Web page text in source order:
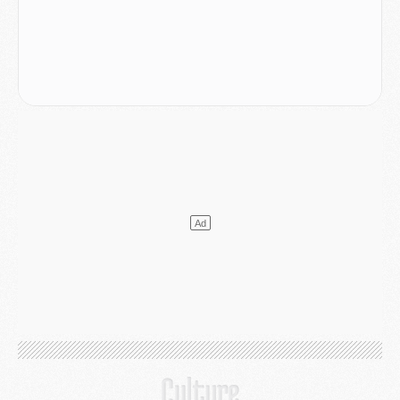
- Vu d'Italie, le transfert de Suzuki au PSG est bien engagé
Mercato- [MAJ] Le PSG a fait une grosse offre à Parme pour Suzuki
Mercato- Le PSG a envoyé une première offre pour Mika Godts
- Après Pacho, d'autres retours en vue